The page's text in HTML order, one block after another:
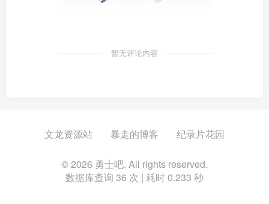
暂无评论内容
文龙资源站 暴走的博客 纪录片花园
© 2026 勇士吧. All rights reserved.
数据库查询 36 次 | 耗时 0.233 秒